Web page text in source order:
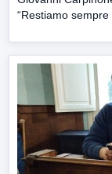
“Restiamo sempre